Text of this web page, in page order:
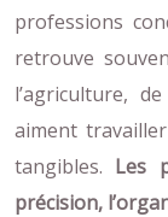
professions
retrouve
l’agriculture,
aiment
tangibles. Les
précision,